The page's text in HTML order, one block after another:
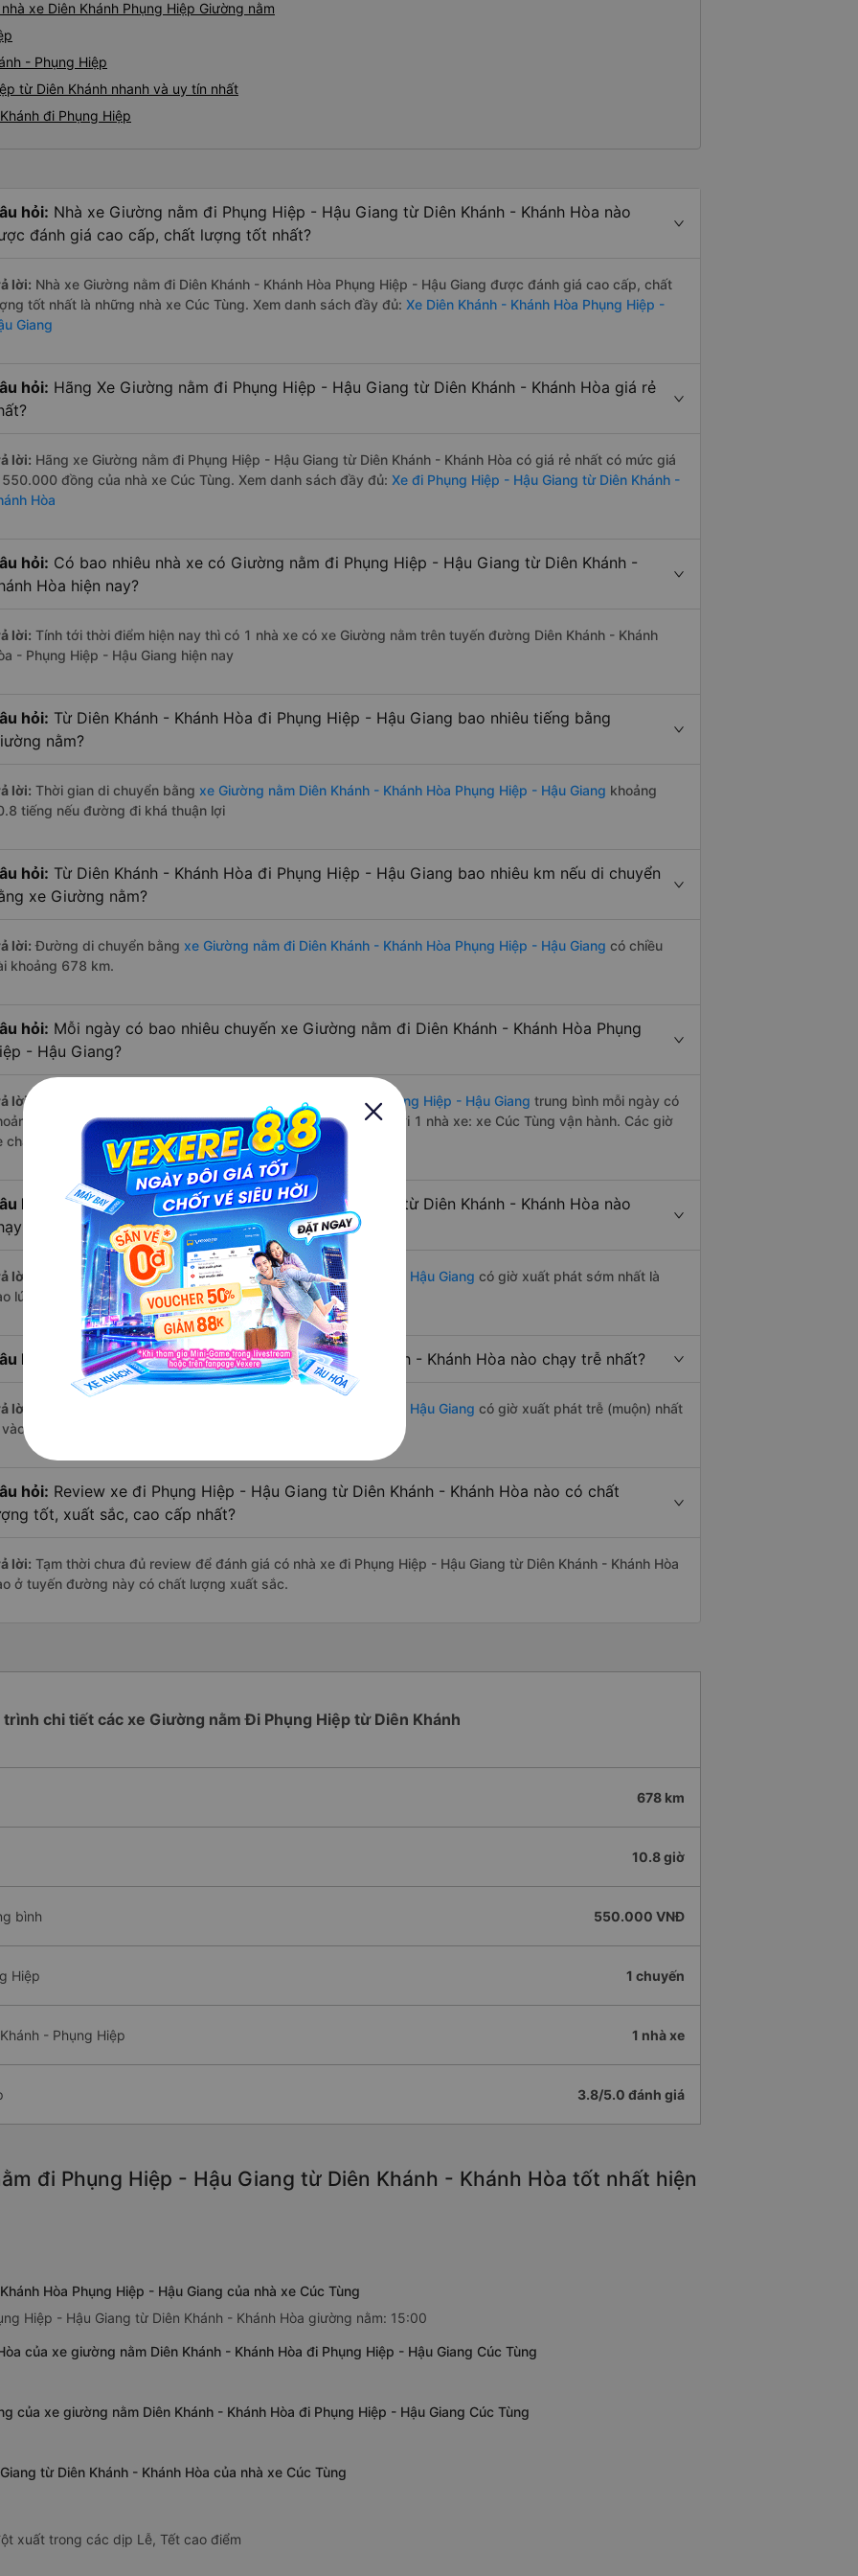
nào, &quot;B Bạn bị sao vậy?&quot; Chuyện gì xảy ra với
xe Diên Khánh Phụng Hiệp Giường nằm
- Phụng Hiệp
từ Diên Khánh nhanh và uy tín nhất
đi Phụng Hiệp
hỏi: Nhà xe Giường nằm đi Phụng Hiệp - Hậu Giang từ Diên Khánh - Khánh Hòa nào
đánh giá cao cấp, chất lượng tốt nhất?
lời: Nhà xe Giường nằm đi Diên Khánh - Khánh Hòa Phụng Hiệp - Hậu Giang được đánh giá cao cấp, chất
tốt nhất là những nhà xe Cúc Tùng. Xem danh sách đầy đủ: Xe Diên Khánh - Khánh Hòa Phụng Hiệp -
Giang
hỏi: Hãng Xe Giường nằm đi Phụng Hiệp - Hậu Giang từ Diên Khánh - Khánh Hòa giá rẻ
lời: Hãng xe Giường nằm đi Phụng Hiệp - Hậu Giang từ Diên Khánh - Khánh Hòa có giá rẻ nhất có mức giá
550.000 đồng của nhà xe Cúc Tùng. Xem danh sách đầy đủ: Xe đi Phụng Hiệp - Hậu Giang từ Diên Khánh -
Hòa
hỏi: Có bao nhiêu nhà xe có Giường nằm đi Phụng Hiệp - Hậu Giang từ Diên Khánh -
Hòa hiện nay?
lời: Tính tới thời điểm hiện nay thì có 1 nhà xe có xe Giường nằm trên tuyến đường Diên Khánh - Khánh
- Phụng Hiệp - Hậu Giang hiện nay
hỏi: Từ Diên Khánh - Khánh Hòa đi Phụng Hiệp - Hậu Giang bao nhiêu tiếng bằng
nằm?
lời: Thời gian di chuyển bằng xe Giường nằm Diên Khánh - Khánh Hòa Phụng Hiệp - Hậu Giang khoảng
tiếng nếu đường đi khá thuận lợi
hỏi: Từ Diên Khánh - Khánh Hòa đi Phụng Hiệp - Hậu Giang bao nhiêu km nếu di chuyển
xe Giường nằm?
lời: Đường di chuyển bằng xe Giường nằm đi Diên Khánh - Khánh Hòa Phụng Hiệp - Hậu Giang có chiều
khoảng 678 km.
hỏi: Mỗi ngày có bao nhiêu chuyến xe Giường nằm đi Diên Khánh - Khánh Hòa Phụng
- Hậu Giang?
lời: xe Giường nằm Diên Khánh - Khánh Hòa Phụng Hiệp - Hậu Giang trung bình mỗi ngày có
1 chuyến trênVexere.combắt đầu từ 15:00 đến 15:00 bởi 1 nhà xe: xe Cúc Tùng vận hành. Các giờ
chạy có đầy đủ cả ban ngày, buổi trưa, buổi chiều, ban đêm
hỏi:
Nhà xe Giường nằm đi Phụng Hiệp - Hậu Giang từ Diên Khánh - Khánh Hòa nào
sớm nhất?
lời: ChuyếnGiường nằm Diên Khánh - Khánh Hòa Phụng Hiệp - Hậu Giang có giờ xuất phát sớm nhất là
lúc 15:00 là của nhà xe Cúc Tùng.
hỏi: Nhà xe đi Phụng Hiệp - Hậu Giang từ Diên Khánh - Khánh Hòa nào chạy trễ nhất?
lời: Giường nằm Diên Khánh - Khánh Hòa Phụng Hiệp - Hậu Giang có giờ xuất phát trễ (muộn) nhất
vào lúc 15:00 là của nhà xe Cúc Tùng.
hỏi: Review xe đi Phụng Hiệp - Hậu Giang từ Diên Khánh - Khánh Hòa nào có chất
tốt, xuất sắc, cao cấp nhất?
lời: Tạm thời chưa đủ review để đánh giá có nhà xe đi Phụng Hiệp - Hậu Giang từ Diên Khánh - Khánh Hòa
ở tuyến đường này có chất lượng xuất sắc.
trình chi tiết các xe Giường nằm Đi Phụng Hiệp từ Diên Khánh
678 km
10.8 giờ
bình 550.000 VNĐ
Hiệp 1 chuyến
- Phụng Hiệp 1 nhà xe
3.8/5.0 đánh giá
đi Phụng Hiệp - Hậu Giang từ Diên Khánh - Khánh Hòa tốt nhất hiện
Hòa Phụng Hiệp - Hậu Giang của nhà xe Cúc Tùng
Hiệp - Hậu Giang từ Diên Khánh - Khánh Hòa giường nằm: 15:00
của xe giường nằm Diên Khánh - Khánh Hòa đi Phụng Hiệp - Hậu Giang Cúc Tùng
của xe giường nằm Diên Khánh - Khánh Hòa đi Phụng Hiệp - Hậu Giang Cúc Tùng
từ Diên Khánh - Khánh Hòa của nhà xe Cúc Tùng
xuất trong các dịp Lễ, Tết cao điểm